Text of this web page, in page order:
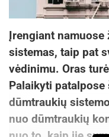
Įrengiant
sistemas, taip pat
vėdinimu. Oras
Palaikyti
dūmtraukių
nuo dūmtraukių